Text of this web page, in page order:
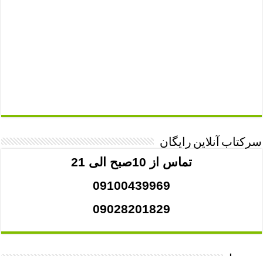
سرکتاب آنلاین رایگان
تماس از 10صبح الی 21
09100439969
09028201829